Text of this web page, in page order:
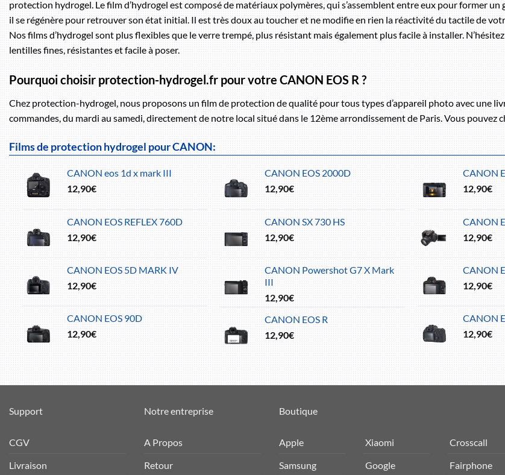
protection hydrogel. Le film d’hydrogel est composé de matériaux polymères, qui s’assemblent entre eux pour former
il se régénère pour retrouver son état initial. Il est très doux au toucher et ne modifie en rien la réactivité du tactile de
Nos films d’hydrogel sont plus flexibles que le verre trempé, plus résistant mais également plus facile à installer.
lentilles fines, résistantes et facile à poser.
Pourquoi choisir protection-hydrogel.fr pour votre CANON EOS R ?
Chez protection-hydrogel, nous proposons un film de protection de qualité pour tous types d’appareil photo avec une
commandes, du mardi au samedi, directement de notre local situé dans le 12ème arrondissement de Paris. Vous
Films de protection hydrogel pour CANON:
CANON eos 1d x mark III
12,90€
CANON EOS REFLEX 760D
12,90€
CANON EOS 5D MARK IV
12,90€
CANON EOS 90D
12,90€
CANON EOS 2000D
12,90€
CANON SX 730 HS
12,90€
CANON Powershot G7 X Mark
III
12,90€
CANON EOS R
12,90€
CANON
12,90€
CANON
12,90€
CANON
12,90€
CANON
12,90€
Support
CGV
Livraison
Notre entreprise
A Propos
Retour
Boutique
Apple
Samsung
Xiaomi
Google
Crosscall
Fairphone